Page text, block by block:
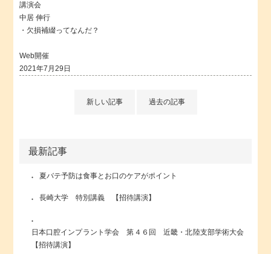
講演会
中居 伸行
・欠損補綴ってなんだ？
Web開催
2021年7月29日
新しい記事 過去の記事
最新記事
夏バテ予防は食事とお口のケアがポイント
長崎大学 特別講義 【招待講演】
日本口腔インプラント学会 第４６回 近畿・北陸支部学術大会
【招待講演】